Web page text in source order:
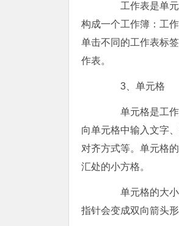
工作表是单元
构成一个工作簿：工
单击不同的工作表标
作表。
3、单元格
单元格是工作
向单元格中输入文字
对齐方式等。单元格
汇处的小方格。
单元格的大小
指针会变成双向箭头